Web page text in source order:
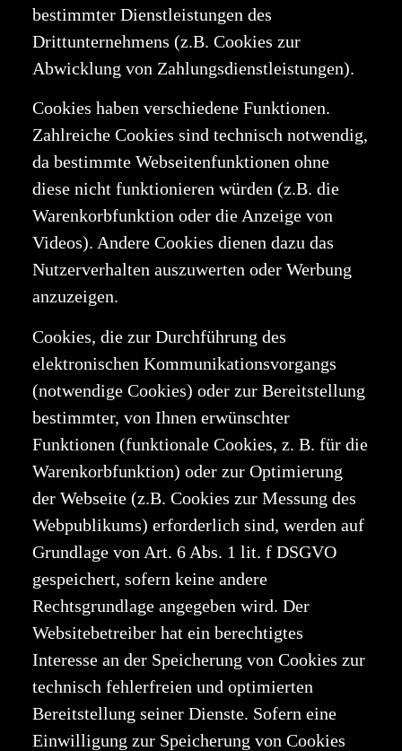
bestimmter Dienstleistungen des
Drittunternehmens (z.B. Cookies zur
Abwicklung von Zahlungsdienstleistungen).
Cookies haben verschiedene Funktionen.
Zahlreiche Cookies sind technisch notwendig,
da bestimmte Webseitenfunktionen ohne
diese nicht funktionieren würden (z.B. die
Warenkorbfunktion oder die Anzeige von
Videos). Andere Cookies dienen dazu das
Nutzerverhalten auszuwerten oder Werbung
anzuzeigen.
Cookies, die zur Durchführung des
elektronischen Kommunikationsvorgangs
(notwendige Cookies) oder zur Bereitstellung
bestimmter, von Ihnen erwünschter
Funktionen (funktionale Cookies, z. B. für die
Warenkorbfunktion) oder zur Optimierung
der Webseite (z.B. Cookies zur Messung des
Webpublikums) erforderlich sind, werden auf
Grundlage von Art. 6 Abs. 1 lit. f DSGVO
gespeichert, sofern keine andere
Rechtsgrundlage angegeben wird. Der
Websitebetreiber hat ein berechtigtes
Interesse an der Speicherung von Cookies zur
technisch fehlerfreien und optimierten
Bereitstellung seiner Dienste. Sofern eine
Einwilligung zur Speicherung von Cookies